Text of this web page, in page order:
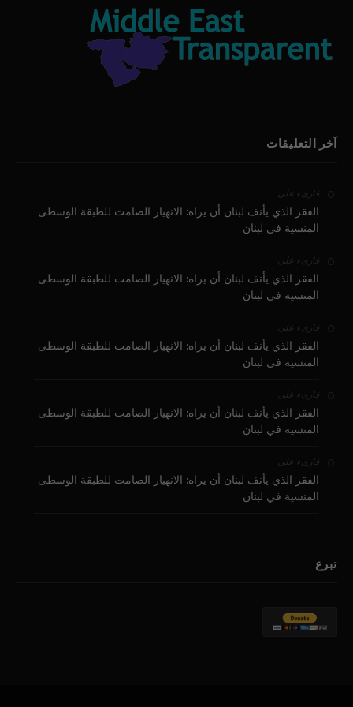
آخر التعليقات
قارىء على
الفقر الذي يأنف لبنان أن يراه: الانهيار الصامت للطبقة الوسطى
المنسية في لبنان
قارىء على
الفقر الذي يأنف لبنان أن يراه: الانهيار الصامت للطبقة الوسطى
المنسية في لبنان
قارىء على
الفقر الذي يأنف لبنان أن يراه: الانهيار الصامت للطبقة الوسطى
المنسية في لبنان
قارىء على
الفقر الذي يأنف لبنان أن يراه: الانهيار الصامت للطبقة الوسطى
المنسية في لبنان
قارىء على
الفقر الذي يأنف لبنان أن يراه: الانهيار الصامت للطبقة الوسطى
المنسية في لبنان
تبرع